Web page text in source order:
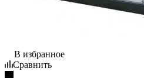
В избранное
Сравнить